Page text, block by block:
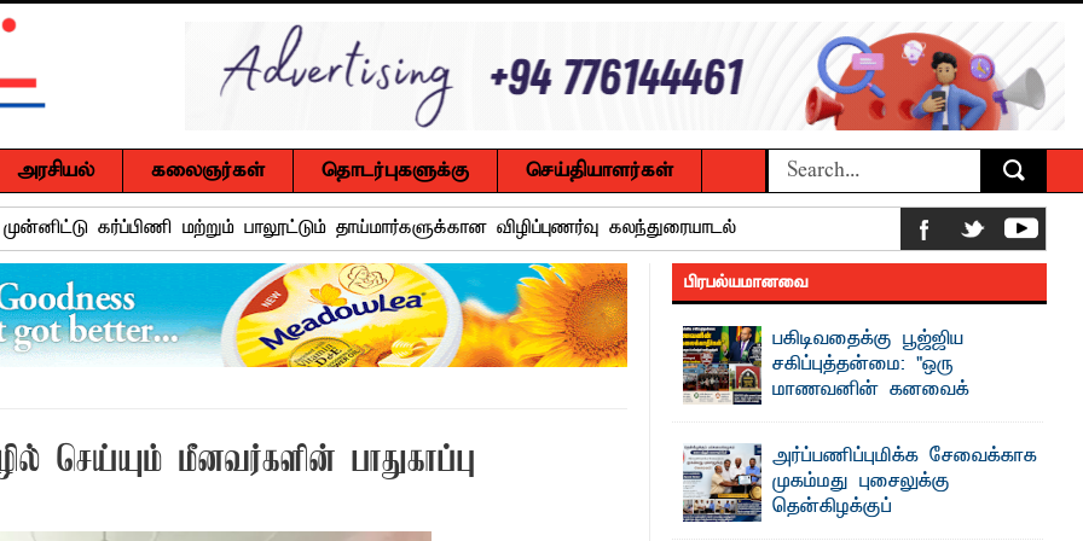
அரசியல் கலைஞர்கள் தொடர்புகளுக்கு செய்தியாளர்கள்
கர்ப்பிணி மற்றும் பாலூட்டும் தாய்மார்களுக்கான விழிப்புணர்வு கலந்துரையாடல்
ரயீஸுக்கு உணர்வுபூர்வமான பிரியாவிடை
தென்கிழக்குப் பல்கலைக்கழகத்தில் கௌரவம்!
எதிராகச் சட்ட நடவடிக்கை! மனித நுகர்வுக்குப் பொருத்தமற்ற உணவுகள் கைப்பற்றப்பட்டுக் அழிப்பு
அமைப்பது குறித்து விசேட ஆலோசனைக் கூட்டம் : மக்களின் நீண்டகால தேவைக்கு தீர்வு காண
மாணவனின் கனவைக் கலைக்காதீர்கள்" – தென்கிழக்குப் பல்கலைக்கழக உபவேந்தர் வலியுறுத்தல்
உயிரிழப்பு, மற்றையவர் அவசர சிகிச்சை பிரிவில் அனுமதிக்கப்பட்டுள்ளார்.
செய்யும் மீனவர்களின் பாதுகாப்பு
பிரபல்யமானவை
பகிடிவதைக்கு பூஜ்ஜிய
சகிப்புத்தன்மை: "ஒரு
மாணவனின் கனவைக்
கலைக்காதீர்கள்" –
தென்கிழக்குப் பல்கலைக்கழக உபவேந்தர்
வலியுறுத்தல்
"ஒ ரு மாணவனின் அல்லது மாணவியின்
கனவு என்னால் கலைக்கப்படாது" என்ற
அர்ப்பணிப்புமிக்க சேவைக்காக
முகம்மது புசைலுக்கு
தென்கிழக்குப்